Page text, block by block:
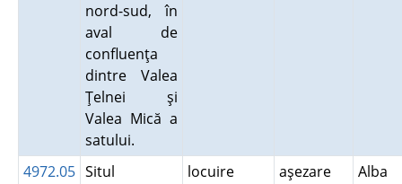
nord-sud, în
aval de
confluenţa
dintre Valea
Ţelnei şi
Valea Mică a
satului.
4972.05 Situl
locuire aşezare Alba